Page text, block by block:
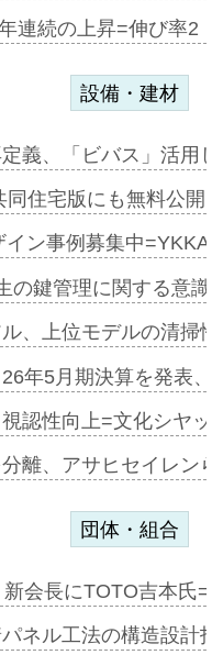
連続の上昇=伸び率
設備・建材
義、「ビバス」活
同住宅版にも無料公
イン事例募集中
の鍵管理に関する意
ル、上位モデルの清
年5月期決算を発表
認性向上=文化シヤ
離、アサヒセイレ
団体・組合
会長にTOTO吉本氏
ネル工法の構造設